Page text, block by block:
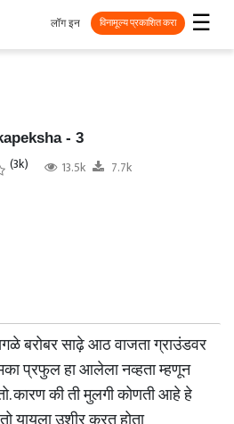
☰
लॉग इन विनामूल्य प्रकाशित करा
- 3
(3k) 13.5k 7.7k
बरोबर साढ़े आठ वाजता ग्राउंडवर
प्रफुल हा आलेला नव्हता म्हणून
कारण की ती मुलगी कोणती आहे हे